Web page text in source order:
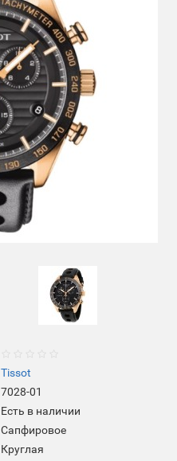
Tissot
7028-01
Есть в наличии
Cапфировое
Круглая